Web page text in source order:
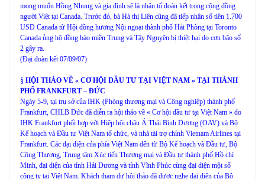
mong muốn Hồng Nhung và gia đình sẽ là nhân tố đoàn kết trong cộng đồng
người Việt tại Canada. Trước đó, bà Hà thị Liên cũng đã tiếp nhận số tiền 1.700
USD Canada từ Hội đồng hương Nội ngoại thành phố Hải Phòng tại Toronto
Canada ủng hộ đồng bào miền Trung và Tây Nguyên bị thiệt hại do cơn bão số
2 gây ra.
(Đại đoàn kết 07/09/07)
§ HỘI THẢO VỀ « CƠ HỘI ĐẦU TƯ TẠI VIỆT NAM » TẠI THÀNH
PHỐ FRANKFURT – ĐỨC
Ngày 5-9, tại trụ sở của IHK (Phòng thương mại và Công nghiệp) thành phố
Frankfurt, CHLB Đức đã diễn ra hội thảo về « Cơ hội đầu tư tại Việt Nam » do
IHK Frankfurt phối hợp với Hiệp hội châu Á Thái Bình Dương (OAV) và Bộ
Kế hoạch và Đầu tư Việt Nam tổ chức, và nhà tài trợ chính Vietnam Airlines tại
Frankfurt. Các đại diện của phía Việt Nam đến từ Bộ Kế hoạch và Đầu tư, Bộ
Công Thương, Trung tâm Xúc tiến Thương mại và Đầu tư thành phố Hồ chí
Minh, đại diện của tỉnh Hải Dương và tỉnh Vĩnh Phúc cùng đại diện một số
công ty tại Việt Nam. Khách tham dự hội thảo đã được nghe đại diện của Bộ